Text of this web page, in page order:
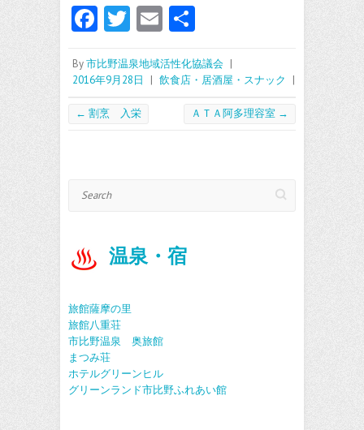
Fa
b
o
o
T
itt
er
E
ai
l
By市比野温泉地域活性化協議会 |
2016年9月28日
| 飲食店・居酒屋・スナック |
← 割烹 入栄 ＡＴＡ阿多理容室 →
温泉・宿
旅館薩摩の里
旅館八重荘
市比野温泉 奥旅館
まつみ荘
ホテルグリーンヒル
グリーンランド市比野ふれあい館